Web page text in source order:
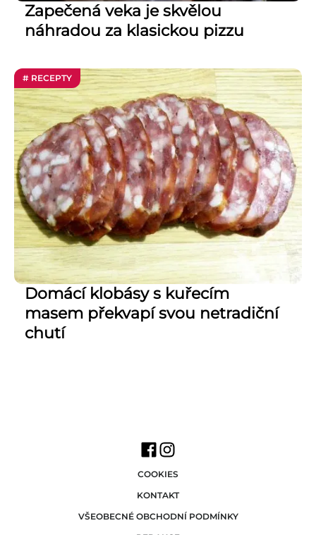
Zapečená veka je skvělou
náhradou za klasickou pizzu
# RECEPTY
Domácí klobásy s kuřecím
masem překvapí svou netradiční
chutí
COOKIES
KONTAKT
VŠEOBECNÉ OBCHODNÍ PODMÍNKY